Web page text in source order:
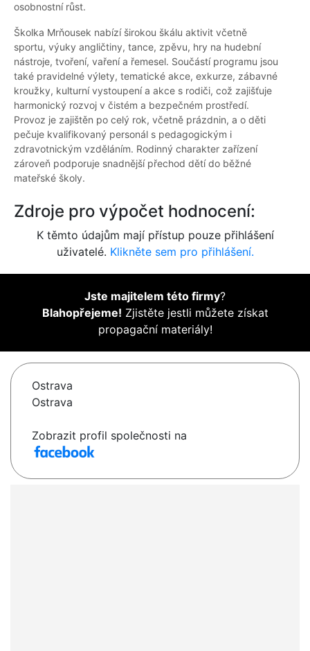
osobnostní růst.
Školka Mrňousek nabízí širokou škálu aktivit včetně
sportu, výuky angličtiny, tance, zpěvu, hry na hudební
nástroje, tvoření, vaření a řemesel. Součástí programu jsou
také pravidelné výlety, tematické akce, exkurze, zábavné
kroužky, kulturní vystoupení a akce s rodiči, což zajišťuje
harmonický rozvoj v čistém a bezpečném prostředí.
Provoz je zajištěn po celý rok, včetně prázdnin, a o děti
pečuje kvalifikovaný personál s pedagogickým i
zdravotnickým vzděláním. Rodinný charakter zařízení
zároveň podporuje snadnější přechod dětí do běžné
mateřské školy.
Zdroje pro výpočet hodnocení:
K těmto údajům mají přístup pouze přihlášení
uživatelé. Klikněte sem pro přihlášení.
Jste majitelem této firmy?
Blahopřejeme! Zjistěte jestli můžete získat
propagační materiály!
Ostrava
Ostrava
Zobrazit profil společnosti na